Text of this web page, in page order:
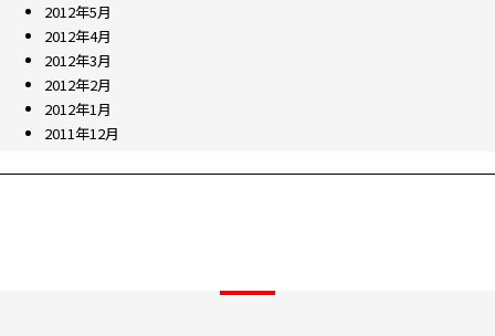
2012年5月
2012年4月
2012年3月
2012年2月
2012年1月
2011年12月